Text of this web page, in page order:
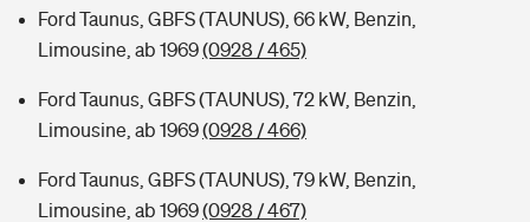
Ford Taunus, GBFS (TAUNUS), 66 kW, Benzin,
Limousine, ab 1969(0928 / 465)
Ford Taunus, GBFS (TAUNUS), 72 kW, Benzin,
Limousine, ab 1969(0928 / 466)
Ford Taunus, GBFS (TAUNUS), 79 kW, Benzin,
Limousine, ab 1969(0928 / 467)